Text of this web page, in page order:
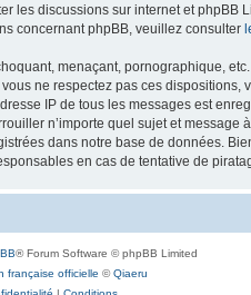
les discussions sur internet et phpBB
concernant phpBB, veuillez consulter
menaçant, pornographique,
ne respectez pas ces
IP de tous les messages est
n’importe quel sujet et
dans notre base de données.
en cas de tentative de
® Forum Software © phpBB Limited
française officielle ©Qiaeru